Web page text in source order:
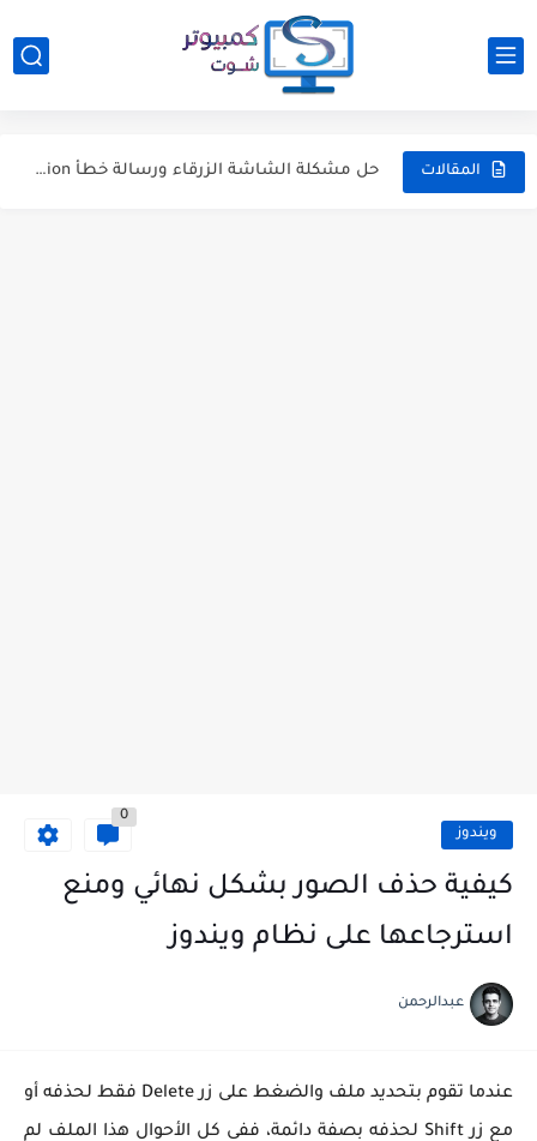
المقالات
حل مشكلة Your Connection Is Not Private أثناء التصفح
حل مشكلة الشاشة الزرقاء ورسالة خطأ Machine Check Exception
ويندوز
0
كيفية حذف الصور بشكل نهائي ومنع
استرجاعها على نظام ويندوز
عبدالرحمن
عندما تقوم بتحديد ملف والضغط على زر Delete فقط لحذفه أو
مع زر Shift لحذفه بصفة دائمة، ففى كل الأحوال هذا الملف لم